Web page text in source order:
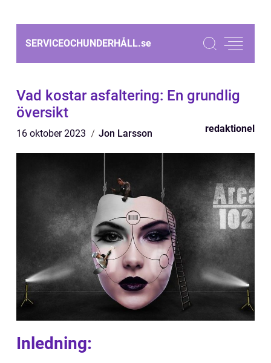
SERVICEOCHUNDERHÅLL.se
Vad kostar asfaltering: En grundlig
översikt
16 oktober 2023 Jon Larsson redaktionel
Inledning: